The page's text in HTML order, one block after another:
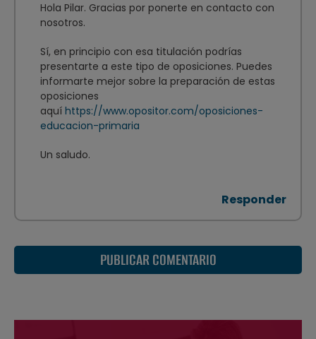
Hola Pilar. Gracias por ponerte en contacto con
nosotros.
Sí, en principio con esa titulación podrías
presentarte a este tipo de oposiciones. Puedes
informarte mejor sobre la preparación de estas
oposiciones
aquí https://www.opositor.com/oposiciones-
educacion-primaria
Un saludo.
Responder
PUBLICAR COMENTARIO